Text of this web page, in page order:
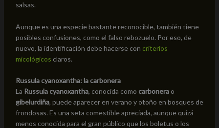
salsas.
Aunque es una especie bastante reconocible, también tiene
posibles confusiones, como el falso rebozuelo. Por eso, de
nuevo, la identificación debe hacerse con criterios
micológicos claros.
Russula cyanoxantha: la carbonera
La Russula cyanoxantha, conocida como carbonerao
gibelurdiña, puede aparecer en verano y otoño en bosques de
frondosas. Es una seta comestible apreciada, aunque quizá
menos conocida para el gran público que los boletus o los